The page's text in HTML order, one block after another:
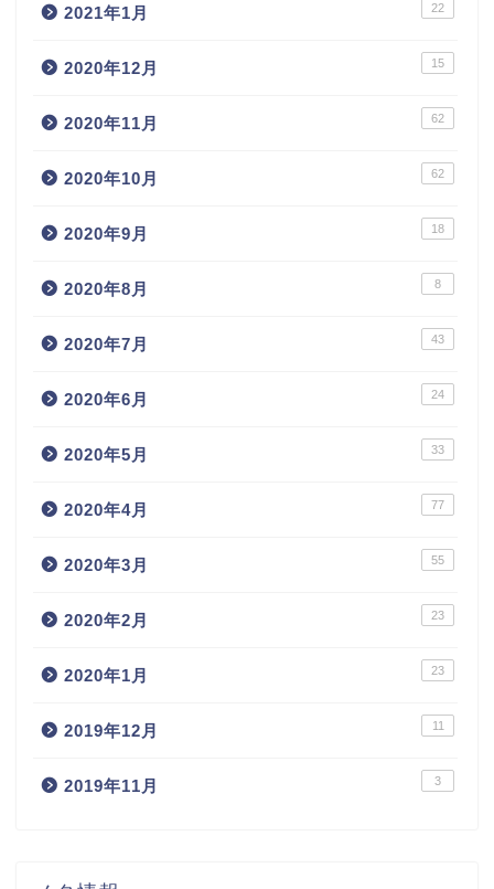
2021年1月 22
2020年12月 15
2020年11月 62
2020年10月 62
2020年9月 18
2020年8月 8
2020年7月 43
2020年6月 24
2020年5月 33
2020年4月 77
2020年3月 55
2020年2月 23
2020年1月 23
2019年12月 11
2019年11月 3